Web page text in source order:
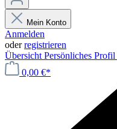
Mein Konto
Anmelden
oderregistrieren
Übersicht Persönliches Profil
0,00 €*